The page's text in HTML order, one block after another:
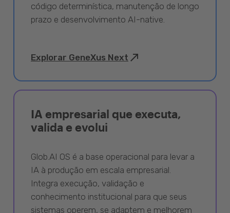
código determinística, manutenção de longo
prazo e desenvolvimento AI-native.
Explorar GeneXus Next
IA empresarial que executa,
valida e evolui
Glob.AI OS é a base operacional para levar a
IA à produção em escala empresarial.
Integra execução, validação e
conhecimento institucional para que seus
sistemas operem, se adaptem e melhorem